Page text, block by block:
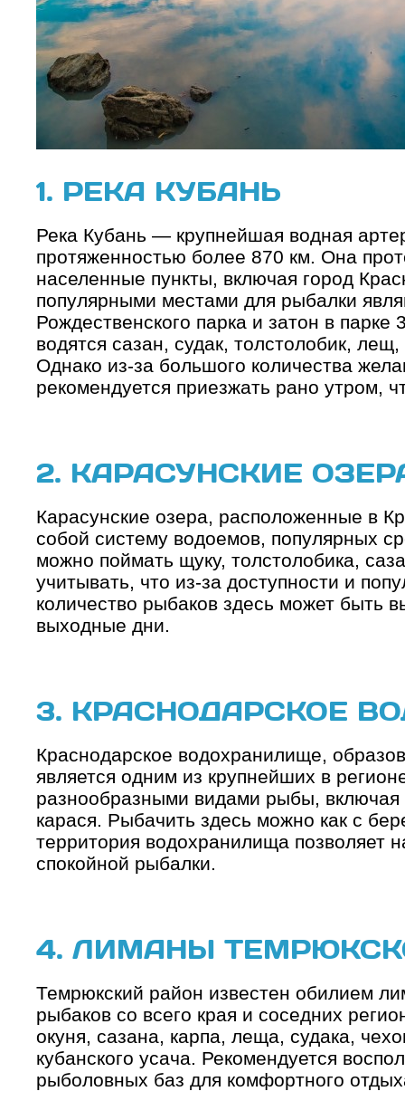
1. РЕКА КУБАНЬ
Река Кубань — крупнейшая водная
протяженностью более 870 км. Она
населенные пункты, включая город
популярными местами для рыбалки
Рождественского парка и затон в
водятся сазан, судак, толстолобик,
Однако из-за большого количества
рекомендуется приезжать рано утром,
2. КАРАСУНСКИЕ
Карасунские озера, расположенные в
собой систему водоемов, популярных
можно поймать щуку, толстолобика,
учитывать, что из-за доступности и
количество рыбаков здесь может быть
выходные дни.
3. КРАСНОДАРСКОЕ
Краснодарское водохранилище,
является одним из крупнейших в
разнообразными видами рыбы, включая
карася. Рыбачить здесь можно как с
территория водохранилища позволяет
спокойной рыбалки.
4. ЛИМАНЫ
Темрюкский район известен обилием
рыбаков со всего края и соседних
окуня, сазана, карпа, леща, судака,
кубанского усача. Рекомендуется
рыболовных баз для комфортного